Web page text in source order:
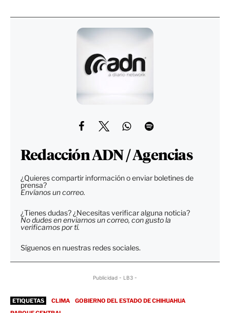
Redacción ADN / Agencias
¿Quieres compartir información o enviar boletines de
prensa?
Envíanos un correo.
¿Tienes dudas? ¿Necesitas verificar alguna noticia?
No dudes en enviarnos un correo, con gusto la
verificamos por tí.
Síguenos en nuestras redes sociales.
Publicidad - LB3 -
ETIQUETAS CLIMA
GOBIERNO DEL ESTADO DE CHIHUAHUA